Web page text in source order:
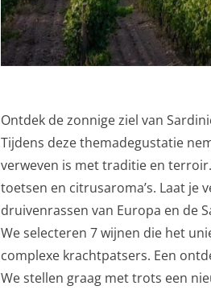
Ontdek de zonnige ziel van
Tijdens deze themadegustatie
verweven is met traditie en
toetsen en citrusaroma’s. Laat je
druivenrassen van Europa en de
We selecteren 7 wijnen die het
complexe krachtpatsers. Een
We stellen graag met trots een